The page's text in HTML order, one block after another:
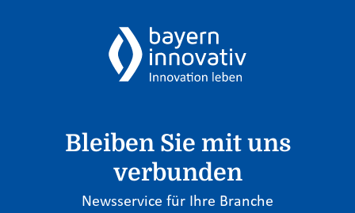
Bleiben Sie mit uns
verbunden
Newsservice für Ihre Branche